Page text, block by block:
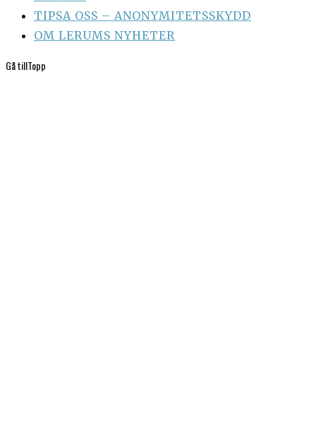
TIPSA OSS – ANONYMITETSSKYDD
OM LERUMS NYHETER
Gå tillTopp